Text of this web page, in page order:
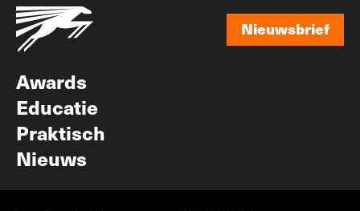
Nieuwsbrief
Awards
Educatie
Praktisch
Nieuws